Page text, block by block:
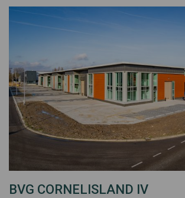
BVG CORNELISLAND IV